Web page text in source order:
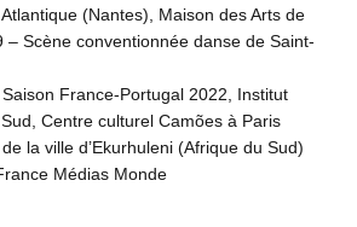
(Nantes), Maison des Arts de
– Scène conventionnée danse de Saint-
France-Portugal 2022, Institut
Centre culturel Camões à Paris
la ville d’Ekurhuleni (Afrique du Sud)
Médias Monde